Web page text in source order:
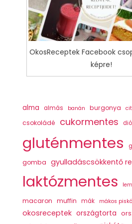
OkosReceptek Facebook
képre!
alma almás banán burgonya
csokoládé
cukormentes dió
gluténmentes
gomba gyulladáscsökkentő
laktózmentes
macaron muffin mák mákos
okosreceptek országtorta